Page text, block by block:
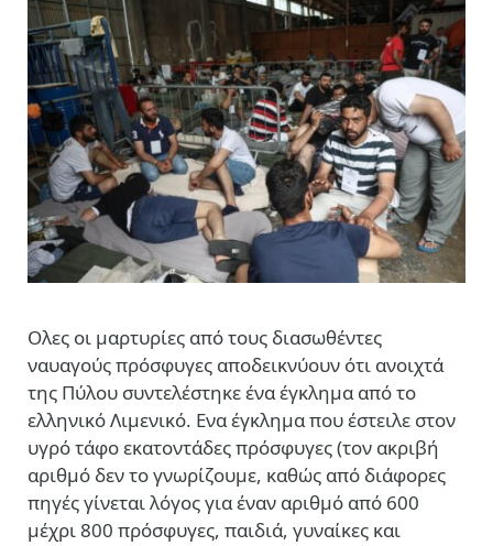
Oλες οι μαρτυρίες από τους διασωθέντες
ναυαγούς πρόσφυγες αποδεικνύουν ότι ανοιχτά
της Πύλου συντελέστηκε ένα έγκλημα από το
ελληνικό Λιμενικό. Ενα έγκλημα που έστειλε στον
υγρό τάφο εκατοντάδες πρόσφυγες (τον ακριβή
αριθμό δεν το γνωρίζουμε, καθώς από διάφορες
πηγές γίνεται λόγος για έναν αριθμό από 600
μέχρι 800 πρόσφυγες, παιδιά, γυναίκες και